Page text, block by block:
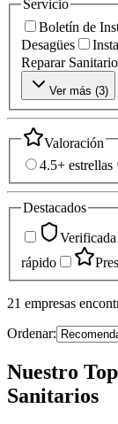
Servicio
Boletín de
Desagües
Reparar
Ver más (3)
Valoración
4.5+ estrellas
Destacados
Verificada
rápido
21 empresas
Ordenar:
Nuestro
Sanitarios